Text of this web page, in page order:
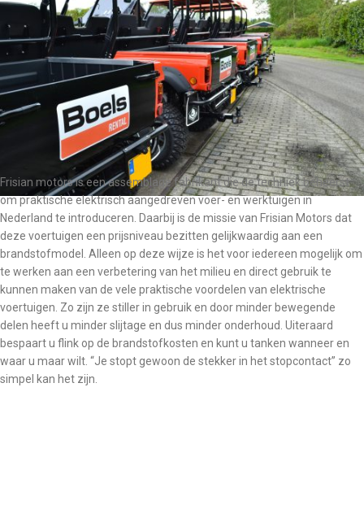
Frisian motors is een assemblage fabrikant die de techniek beheerst
om praktische elektrisch aangedreven voer- en werktuigen in
Nederland te introduceren. Daarbij is de missie van Frisian Motors dat
deze voertuigen een prijsniveau bezitten gelijkwaardig aan een
brandstofmodel. Alleen op deze wijze is het voor iedereen mogelijk om
te werken aan een verbetering van het milieu en direct gebruik te
kunnen maken van de vele praktische voordelen van elektrische
voertuigen. Zo zijn ze stiller in gebruik en door minder bewegende
delen heeft u minder slijtage en dus minder onderhoud. Uiteraard
bespaart u flink op de brandstofkosten en kunt u tanken wanneer en
waar u maar wilt. “Je stopt gewoon de stekker in het stopcontact” zo
simpel kan het zijn.